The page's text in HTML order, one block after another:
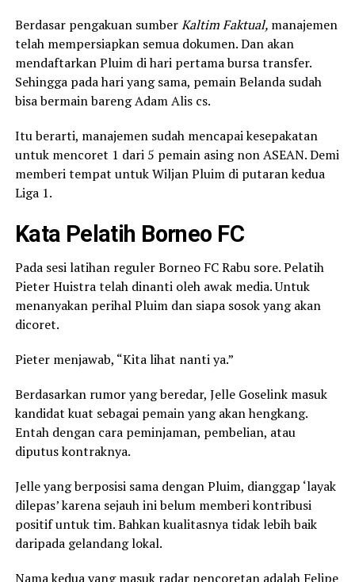
Berdasar pengakuan sumberKaltim Faktual, manajemen
telah mempersiapkan semua dokumen. Dan akan
mendaftarkan Pluim di hari pertama bursa transfer.
Sehingga pada hari yang sama, pemain Belanda sudah
bisa bermain bareng Adam Alis cs.
Itu berarti, manajemen sudah mencapai kesepakatan
untuk mencoret 1 dari 5 pemain asing non ASEAN. Demi
memberi tempat untuk Wiljan Pluim di putaran kedua
Liga 1.
Kata Pelatih Borneo FC
Pada sesi latihan reguler Borneo FC Rabu sore. Pelatih
Pieter Huistra telah dinanti oleh awak media. Untuk
menanyakan perihal Pluim dan siapa sosok yang akan
dicoret.
Pieter menjawab, “Kita lihat nanti ya.”
Berdasarkan rumor yang beredar, Jelle Goselink masuk
kandidat kuat sebagai pemain yang akan hengkang.
Entah dengan cara peminjaman, pembelian, atau
diputus kontraknya.
Jelle yang berposisi sama dengan Pluim, dianggap ‘layak
dilepas’ karena sejauh ini belum memberi kontribusi
positif untuk tim. Bahkan kualitasnya tidak lebih baik
daripada gelandang lokal.
Nama kedua yang masuk radar pencoretan adalah Felipe